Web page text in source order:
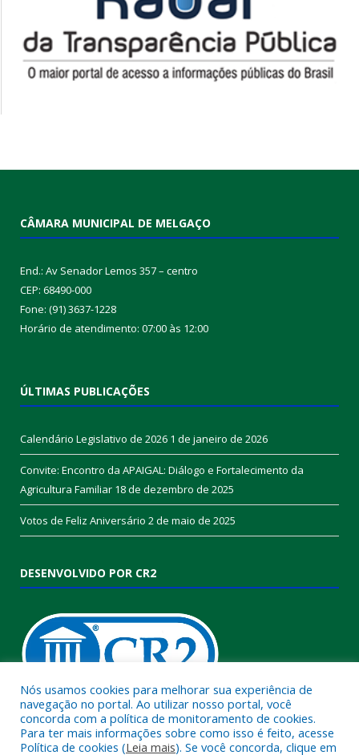
CÂMARA MUNICIPAL DE MELGAÇO
End.: Av Senador Lemos 357 – centro
CEP: 68490-000
Fone: (91) 3637-1228
Horário de atendimento: 07:00 às 12:00
ÚLTIMAS PUBLICAÇÕES
Calendário Legislativo de 2026 1 de janeiro de 2026
Convite: Encontro da APAIGAL: Diálogo e Fortalecimento da
Agricultura Familiar 18 de dezembro de 2025
Votos de Feliz Aniversário 2 de maio de 2025
DESENVOLVIDO POR CR2
Muito mais quecriar siteousistema para prefeituras!
Realizamos umaassessoriacompleta, onde garantimos em
Nós usamos cookies para melhorar sua experiência de
navegação no portal. Ao utilizar nosso portal, você
concorda com a política de monitoramento de cookies.
Para ter mais informações sobre como isso é feito, acesse
Política de cookies (Leia mais). Se você concorda, clique em